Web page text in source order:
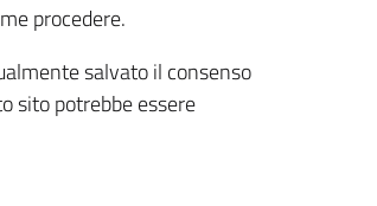
procedere.
salvato il consenso
sito potrebbe essere